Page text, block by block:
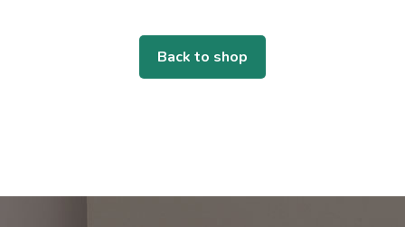
Back to shop